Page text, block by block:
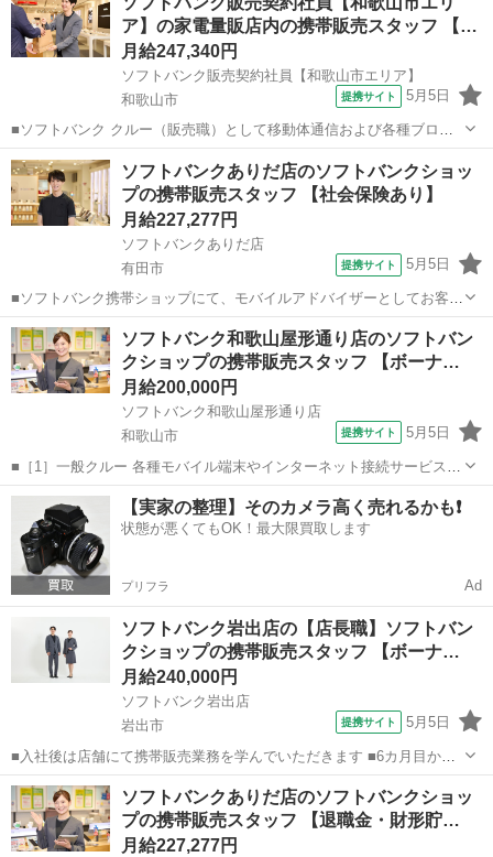
ア】の家電量販店内の携帯販売スタッフ 【…
月給247,340円
ソフトバンク販売契約社員【和歌山市エリア】
和歌山市
提携サイト 5月5日
■ソフトバンク クルー（販売職）として移動体通信および各種ブロー
ドバンドサービスの提案・販売をお任せします。 【具体的な業務内
容】 ・スマートフォンなどの販売 ・新規加入やプラン変更の事務手続
き ・その他、各種商品・サービ...
和歌山 和歌山市 その他
ソフトバンクありだ店のソフトバンクショッ
プの携帯販売スタッフ 【社会保険あり】
月給227,277円
ソフトバンクありだ店
有田市
提携サイト 5月5日
■ソフトバンク携帯ショップにて、モバイルアドバイザーとしてお客様
のライフスタイルや利用方法に適したスマホ関連商品をご提案してく
ださい！ ■月給 227,277円 ～ 250,000円 固定残業代: 36,477円 ～
37,...
和歌山 有田市 その他
ソフトバンク和歌山屋形通り店のソフトバン
クショップの携帯販売スタッフ 【ボーナ…
月給200,000円
ソフトバンク和歌山屋形通り店
和歌山市
提携サイト 5月5日
■［1］一般クルー 各種モバイル端末やインターネット接続サービスの
提案・販売 ・商品のご提案、契約手続き ・操作方法のご案内 ・修理
受付 ・店舗清掃 ・商品管理 など ［2］責任者 ・店舗運営のコンサル
・マーケット調査 ・...
和歌山 和歌山市 その他
【実家の整理】そのカメラ高く売れるかも❗️
状態が悪くてもOK！最大限買取します
プリフラ Ad
ソフトバンク岩出店の【店長職】ソフトバン
クショップの携帯販売スタッフ 【ボーナ…
月給240,000円
ソフトバンク岩出店
岩出市
提携サイト 5月5日
■入社後は店舗にて携帯販売業務を学んでいただきます ■6カ月目から
は副店長として店長の補佐として店舗運営を学んでいただきます ■1年
目からは店長として1店舗をお任せし店舗運営をお願いします ※能力
に応じて期間は異なります...
和歌山 岩出市 その他
ソフトバンクありだ店のソフトバンクショッ
プの携帯販売スタッフ 【退職金・財形貯…
月給227,277円